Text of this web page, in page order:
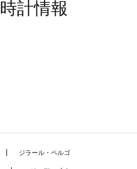
時計情報
ジラール・ペルゴ